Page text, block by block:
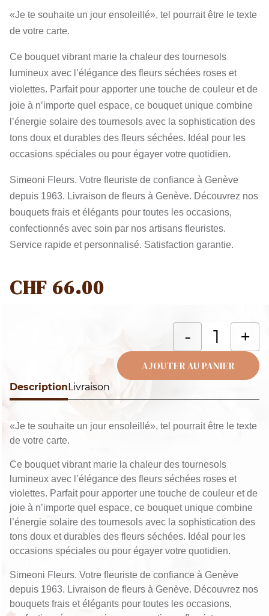
DescriptionLivraison
«Je te souhaite un jour ensoleillé», tel pourrait être le texte
de votre carte.
Ce bouquet vibrant marie la chaleur des tournesols
lumineux avec l’élégance des fleurs séchées roses et
violettes. Parfait pour apporter une touche de couleur et de
joie à n’importe quel espace, ce bouquet unique combine
l’énergie solaire des tournesols avec la sophistication des
tons doux et durables des fleurs séchées. Idéal pour les
occasions spéciales ou pour égayer votre quotidien.
Simeoni Fleurs. Votre fleuriste de confiance à Genève
depuis 1963. Livraison de fleurs à Genève. Découvrez nos
bouquets frais et élégants pour toutes les occasions,
«Je te souhaite un jour ensoleillé», tel pourrait être le texte
de votre carte.
Ce bouquet vibrant marie la chaleur des tournesols
lumineux avec l’élégance des fleurs séchées roses et
violettes. Parfait pour apporter une touche de couleur et de
joie à n’importe quel espace, ce bouquet unique combine
l’énergie solaire des tournesols avec la sophistication des
tons doux et durables des fleurs séchées. Idéal pour les
occasions spéciales ou pour égayer votre quotidien.
Simeoni Fleurs. Votre fleuriste de confiance à Genève
depuis 1963. Livraison de fleurs à Genève. Découvrez nos
bouquets frais et élégants pour toutes les occasions,
confectionnés avec soin par nos artisans fleuristes.
Service rapide et personnalisé. Satisfaction garantie.
CHF 66.00
- +
AJOUTER AU PANIER
Alternative: